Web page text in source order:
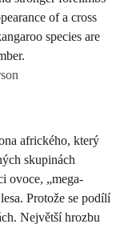
afrického, který
skupinách
ovoce, „mega-
Protože se podílí
Největší hrozbu